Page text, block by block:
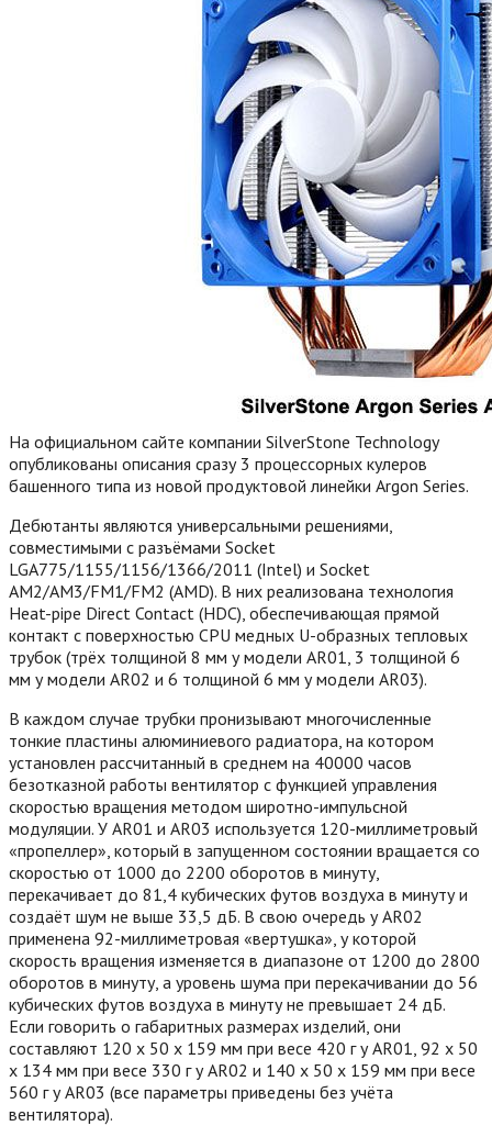
На официальном сайте компании SilverStone Technology
опубликованы описания сразу 3 процессорных кулеров
башенного типа из новой продуктовой линейки Argon Series.
Дебютанты являются универсальными решениями,
совместимыми с разъёмами Socket
LGA775/1155/1156/1366/2011 (Intel) и Socket
AM2/AM3/FM1/FM2 (AMD). В них реализована технология
Heat-pipe Direct Contact (HDC), обеспечивающая прямой
контакт с поверхностью CPU медных U-образных тепловых
трубок (трёх толщиной 8 мм у модели AR01, 3 толщиной 6
мм у модели AR02 и 6 толщиной 6 мм у модели AR03).
В каждом случае трубки пронизывают многочисленные
тонкие пластины алюминиевого радиатора, на котором
установлен рассчитанный в среднем на 40000 часов
безотказной работы вентилятор с функцией управления
скоростью вращения методом широтно-импульсной
модуляции. У AR01 и AR03 используется 120-миллиметровый
«пропеллер», который в запущенном состоянии вращается со
скоростью от 1000 до 2200 оборотов в минуту,
перекачивает до 81,4 кубических футов воздуха в минуту и
создаёт шум не выше 33,5 дБ. В свою очередь у AR02
применена 92-миллиметровая «вертушка», у которой
скорость вращения изменяется в диапазоне от 1200 до 2800
оборотов в минуту, а уровень шума при перекачивании до 56
кубических футов воздуха в минуту не превышает 24 дБ.
Если говорить о габаритных размерах изделий, они
составляют 120 x 50 x 159 мм при весе 420 г у AR01, 92 x 50
x 134 мм при весе 330 г у AR02 и 140 x 50 x 159 мм при весе
560 г у AR03 (все параметры приведены без учёта
вентилятора).